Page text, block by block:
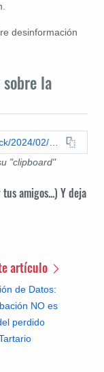
desinformación
la
https://espanol.leadstories.com/fact-check/2024/02/verificacion-de-datos-foto-biden-extraterrestre-no-es-real.html
"clipboard"
amigos...) Y deja
artículo
de Datos:
NO es
perdido